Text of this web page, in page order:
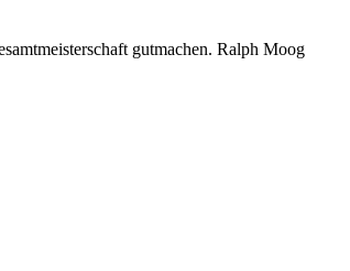
gutmachen. Ralph Moog